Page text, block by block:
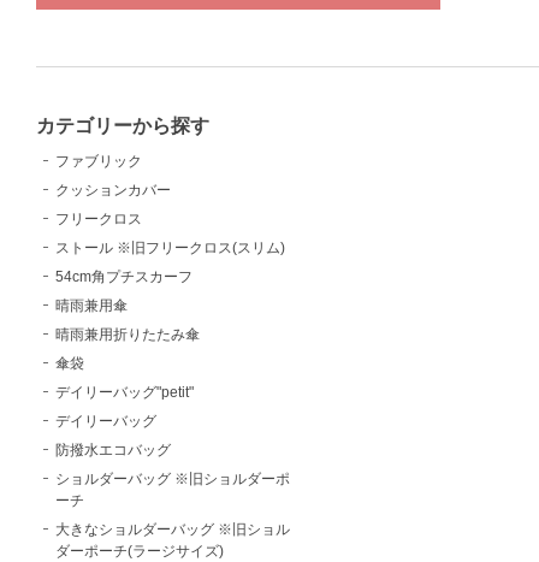
カテゴリーから探す
ファブリック
クッションカバー
フリークロス
ストール ※旧フリークロス(スリム)
54cm角プチスカーフ
晴雨兼用傘
晴雨兼用折りたたみ傘
傘袋
デイリーバッグ"petit"
デイリーバッグ
防撥水エコバッグ
ショルダーバッグ ※旧ショルダーポ
ーチ
大きなショルダーバッグ ※旧ショル
ダーポーチ(ラージサイズ)